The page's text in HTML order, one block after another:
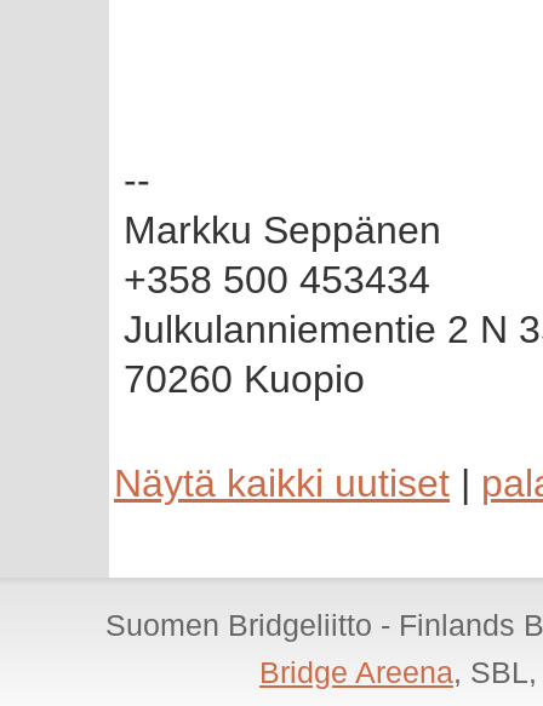
--
Markku Seppänen
+358 500 453434
Julkulanniementie 2 N
70260 Kuopio
Näytä kaikki uutiset |
Suomen Bridgeliitto - Finlands
Bridge Areena,